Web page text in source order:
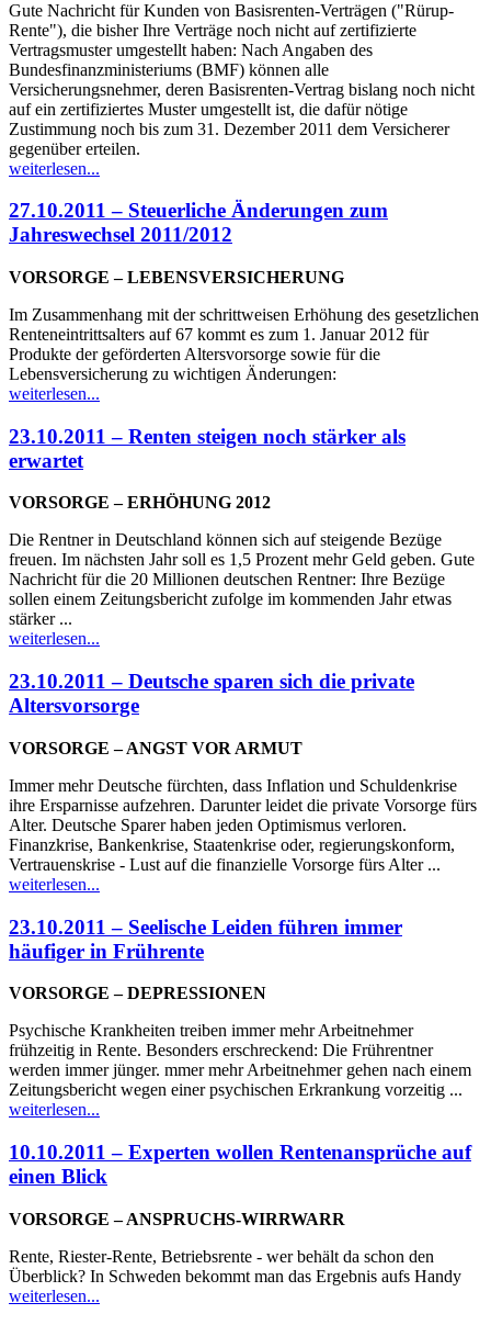
Gute Nachricht für Kunden von Basisrenten-Verträgen ("Rürup-
Rente"), die bisher Ihre Verträge noch nicht auf zertifizierte
Vertragsmuster umgestellt haben: Nach Angaben des
Bundesfinanzministeriums (BMF) können alle
Versicherungsnehmer, deren Basisrenten-Vertrag bislang noch nicht
auf ein zertifiziertes Muster umgestellt ist, die dafür nötige
Zustimmung noch bis zum 31. Dezember 2011 dem Versicherer
gegenüber erteilen.
weiterlesen...
27.10.2011 – Steuerliche Änderungen zum
Jahreswechsel 2011/2012
VORSORGE – LEBENSVERSICHERUNG
Im Zusammenhang mit der schrittweisen Erhöhung des gesetzlichen
Renteneintrittsalters auf 67 kommt es zum 1. Januar 2012 für
Produkte der geförderten Altersvorsorge sowie für die
Lebensversicherung zu wichtigen Änderungen:
weiterlesen...
23.10.2011 – Renten steigen noch stärker als
erwartet
VORSORGE – ERHÖHUNG 2012
Die Rentner in Deutschland können sich auf steigende Bezüge
freuen. Im nächsten Jahr soll es 1,5 Prozent mehr Geld geben. Gute
Nachricht für die 20 Millionen deutschen Rentner: Ihre Bezüge
sollen einem Zeitungsbericht zufolge im kommenden Jahr etwas
stärker ...
weiterlesen...
23.10.2011 – Deutsche sparen sich die private
Altersvorsorge
VORSORGE – ANGST VOR ARMUT
Immer mehr Deutsche fürchten, dass Inflation und Schuldenkrise
ihre Ersparnisse aufzehren. Darunter leidet die private Vorsorge fürs
Alter. Deutsche Sparer haben jeden Optimismus verloren.
Finanzkrise, Bankenkrise, Staatenkrise oder, regierungskonform,
Vertrauenskrise - Lust auf die finanzielle Vorsorge fürs Alter ...
weiterlesen...
23.10.2011 – Seelische Leiden führen immer
häufiger in Frührente
VORSORGE – DEPRESSIONEN
Psychische Krankheiten treiben immer mehr Arbeitnehmer
frühzeitig in Rente. Besonders erschreckend: Die Frührentner
werden immer jünger. mmer mehr Arbeitnehmer gehen nach einem
Zeitungsbericht wegen einer psychischen Erkrankung vorzeitig ...
weiterlesen...
10.10.2011 – Experten wollen Rentenansprüche auf
einen Blick
VORSORGE – ANSPRUCHS-WIRRWARR
Rente, Riester-Rente, Betriebsrente - wer behält da schon den
Überblick? In Schweden bekommt man das Ergebnis aufs Handy
weiterlesen...